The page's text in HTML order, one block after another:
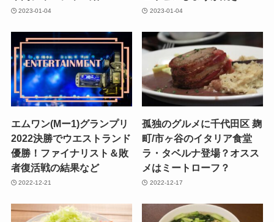
2023-01-04 2023-01-04
エムワン(Mー1)グランプリ
2022決勝でウエストランド
優勝！ファイナリスト＆敗
者復活戦の結果など
2022-12-21
孤独のグルメに千代田区 麹
町/市ヶ谷のイタリア食堂
ラ・タベルナ登場？オスス
メはミートローフ？
2022-12-17